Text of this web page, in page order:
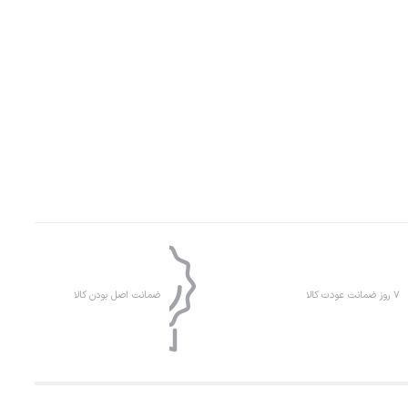
۷ روز ضمانت عودت کالا ضمانت اصل بودن کالا